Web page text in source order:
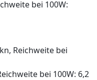
bei 100W:
Reichweite bei
bei 100W: 6,2